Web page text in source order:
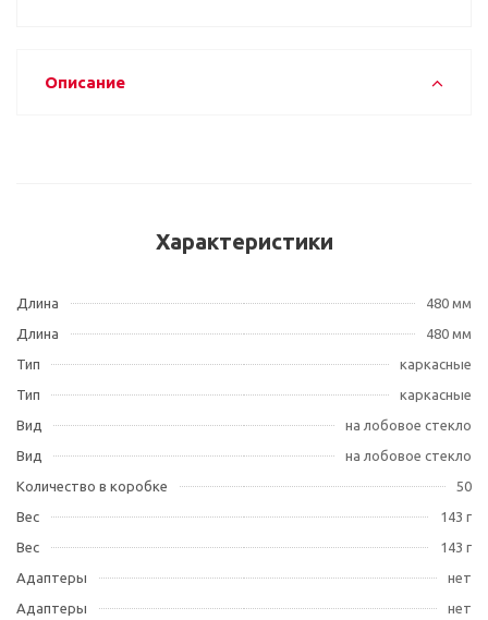
Описание
Характеристики
Длина
480 мм
Длина
480 мм
Тип
каркасные
Тип
каркасные
Вид
на лобовое стекло
Вид
на лобовое стекло
Количество в коробке
50
Вес
143 г
Вес
143 г
Адаптеры
нет
Адаптеры
нет